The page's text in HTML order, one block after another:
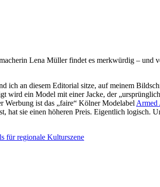
Lena Müller findet es merkwürdig – und
ich an diesem Editorial sitze, auf meinem
wird ein Model mit einer Jacke, der
Werbung ist das „faire“ Kölner Modelabel Armed
hat sie einen höheren Preis. Eigentlich logisch.
für regionale Kulturszene